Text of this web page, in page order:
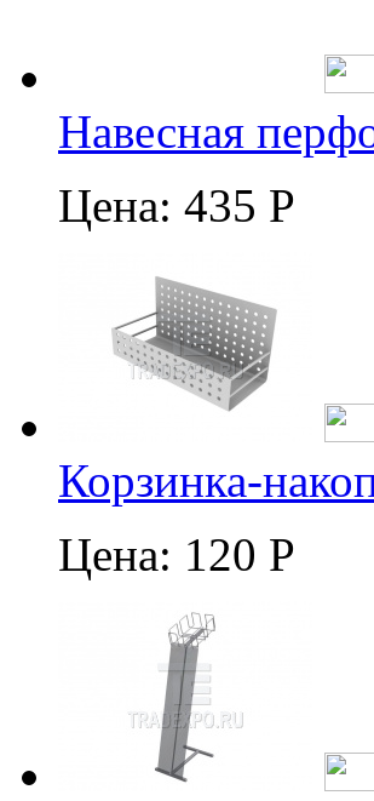
Навесная
Цена: 435 Р
Корзинка-
Цена: 120 Р